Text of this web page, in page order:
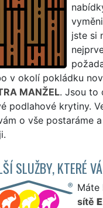
jste si
v okolí pokládku
MANŽEL. Jsou to
podlahové krytiny.
o vše postaráme
SLUŽBY, KTERÉ
Máte
sítě